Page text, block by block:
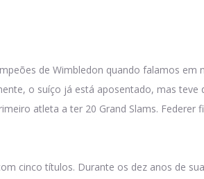
de Wimbledon quando falamos
o suíço já está aposentado, mas teve
atleta a ter 20 Grand Slams. Federer
cinco títulos. Durante os dez anos de